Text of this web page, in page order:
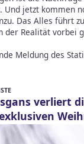
Und jetzt kommen
Das Alles führt
der Realität vorbei
Meldung des
verliert